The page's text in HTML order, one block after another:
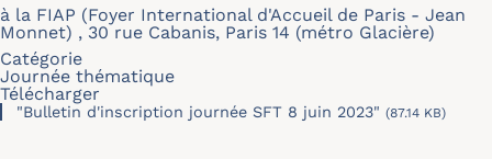
à la FIAP (Foyer International d'Accueil de Paris - Jean
Monnet) , 30 rue Cabanis, Paris 14 (métro Glacière)
Catégorie
Journée thématique
Télécharger
"Bulletin d'inscription journée SFT 8 juin 2023" (87.14 KB)